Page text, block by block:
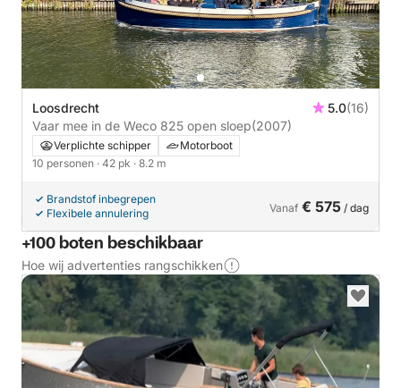
Loosdrecht 5.0(16)
Vaar mee in de Weco 825 open sloep(2007)
Verplichte schipper
Motorboot
10 personen · 42 pk · 8.2 m
Brandstof inbegrepen
Flexibele annulering
Vanaf € 575 / dag
+100 boten beschikbaar
Hoe wij advertenties rangschikken